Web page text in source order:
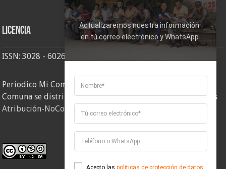
Licencia
ISSN: 3028 - 6026
Periodico Mi Comuna 2, elaborado por Corporación Mi
Comuna se distribuye bajo unaLicencia Creative Commons
Atribución-NoComercial-CompartirIgual 4.0 Internacional
Actualizaremos nuestra información
en tú correo electrónico y WhatsApp
Acepto las politicas de protección de datos